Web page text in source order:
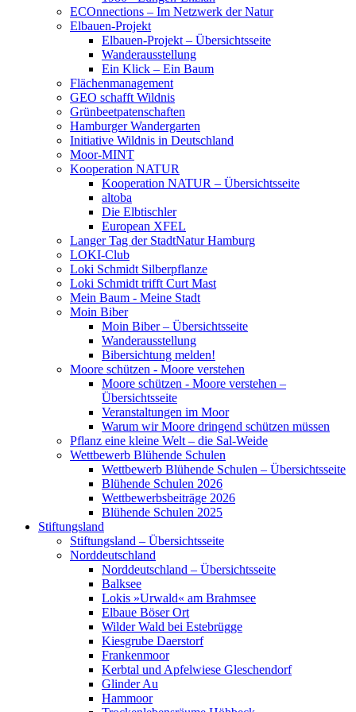
ECOnnections – Im Netzwerk der Natur
Elbauen-Projekt
Elbauen-Projekt – Übersichtsseite
Wanderausstellung
Ein Klick – Ein Baum
Flächenmanagement
GEO schafft Wildnis
Grünbeetpatenschaften
Hamburger Wandergarten
Initiative Wildnis in Deutschland
Moor-MINT
Kooperation NATUR
Kooperation NATUR – Übersichtsseite
altoba
Die Elbtischler
European XFEL
Langer Tag der StadtNatur Hamburg
LOKI-Club
Loki Schmidt Silberpflanze
Loki Schmidt trifft Curt Mast
Mein Baum - Meine Stadt
Moin Biber
Moin Biber – Übersichtsseite
Wanderausstellung
Bibersichtung melden!
Moore schützen - Moore verstehen
Moore schützen - Moore verstehen –
Übersichtsseite
Veranstaltungen im Moor
Warum wir Moore dringend schützen müssen
Pflanz eine kleine Welt – die Sal-Weide
Wettbewerb Blühende Schulen
Wettbewerb Blühende Schulen – Übersichtsseite
Blühende Schulen 2026
Wettbewerbsbeiträge 2026
Blühende Schulen 2025
Stiftungsland
Stiftungsland – Übersichtsseite
Norddeutschland
Norddeutschland – Übersichtsseite
Balksee
Lokis »Urwald« am Brahmsee
Elbaue Böser Ort
Wilder Wald bei Estebrügge
Kiesgrube Daerstorf
Frankenmoor
Kerbtal und Apfelwiese Gleschendorf
Glinder Au
Hammoor